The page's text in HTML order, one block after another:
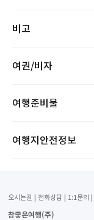
비고
여권/비자
여행준비물
여행지안전정보
오시는길 전화상담 1:1문의
참좋은여행(주)